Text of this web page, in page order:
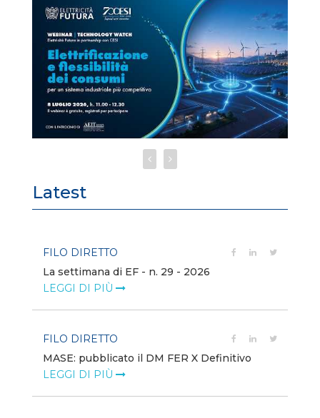
Latest
FILO DIRETTO
La settimana di EF - n. 29 - 2026
LEGGI DI PIÙ
FILO DIRETTO
MASE: pubblicato il DM FER X Definitivo
LEGGI DI PIÙ